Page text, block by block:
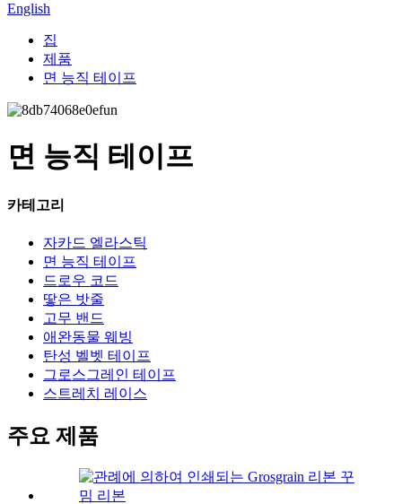
English
집
제품
면 능직 테이프
면 능직 테이프
카테고리
자카드 엘라스틱
면 능직 테이프
드로우 코드
땋은 밧줄
고무 밴드
애완동물 웨빙
탄성 벨벳 테이프
그로스그레인 테이프
스트레치 레이스
주요 제품